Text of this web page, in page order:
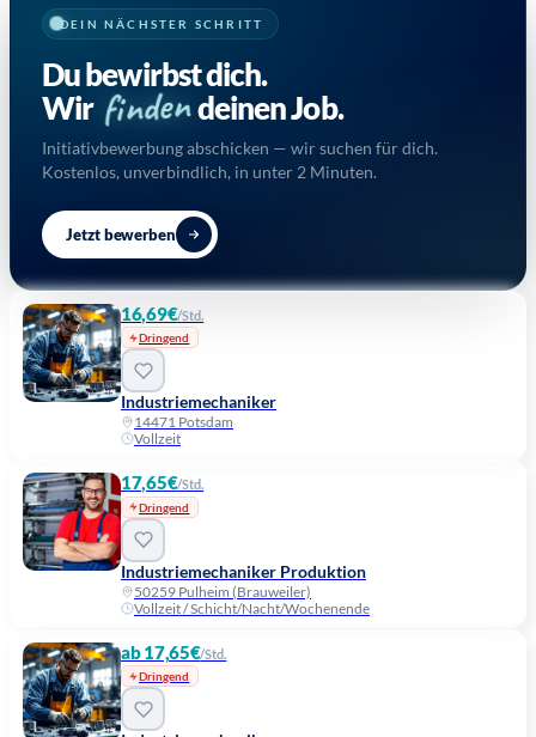
DEIN NÄCHSTER SCHRITT
Du bewirbst dich.
Wir findendeinen Job.
Initiativbewerbung abschicken — wir suchen für dich.
Kostenlos, unverbindlich, in unter 2 Minuten.
Jetzt bewerben
16,69€/Std.
Dringend
Industriemechaniker
14471 Potsdam
Vollzeit
17,65€/Std.
Dringend
Industriemechaniker Produktion
50259 Pulheim (Brauweiler)
Vollzeit / Schicht/Nacht/Wochenende
ab 17,65€/Std.
Dringend